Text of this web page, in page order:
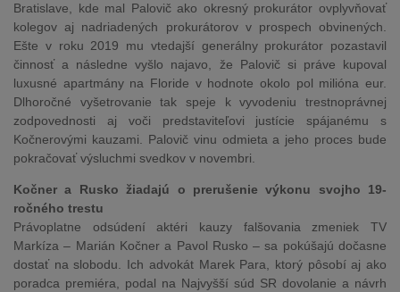
Bratislave, kde mal Palovič ako okresný prokurátor ovplyvňovať
kolegov aj nadriadených prokurátorov v prospech obvinených.
Ešte v roku 2019 mu vtedajší generálny prokurátor pozastavil
činnosť a následne vyšlo najavo, že Palovič si práve kupoval
luxusné apartmány na Floride v hodnote okolo pol milióna eur.
Dlhoročné vyšetrovanie tak speje k vyvodeniu trestnoprávnej
zodpovednosti aj voči predstaviteľovi justície spájanému s
Kočnerovými kauzami. Palovič vinu odmieta a jeho proces bude
pokračovať výsluchmi svedkov v novembri.
Kočner a Rusko žiadajú o prerušenie výkonu svojho 19-
ročného trestu
Právoplatne odsúdení aktéri kauzy falšovania zmeniek TV
Markíza – Marián Kočner a Pavol Rusko – sa pokúšajú dočasne
dostať na slobodu. Ich advokát Marek Para, ktorý pôsobí aj ako
poradca premiéra, podal na Najvyšší súd SR dovolanie a návrh